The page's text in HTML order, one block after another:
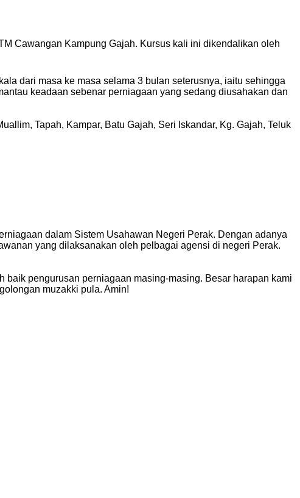
Cawangan Kampung Gajah. Kursus kali ini dikendalikan oleh
dari masa ke masa selama 3 bulan seterusnya, iaitu sehingga
keadaan sebenar perniagaan yang sedang diusahakan dan
Tapah, Kampar, Batu Gajah, Seri Iskandar, Kg. Gajah, Teluk
dalam Sistem Usahawan Negeri Perak. Dengan adanya
yang dilaksanakan oleh pelbagai agensi di negeri Perak.
pengurusan perniagaan masing-masing. Besar harapan kami
muzakki pula. Amin!